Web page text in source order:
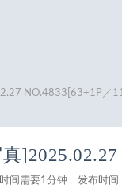
NO.4833[63+1P／
间需要1分钟 发布时间